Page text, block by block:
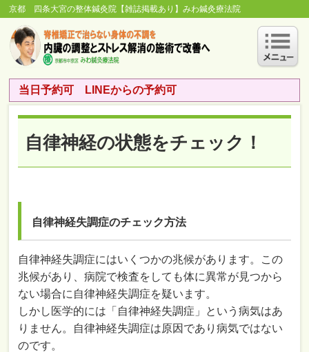
京都 四条大宮の整体鍼灸院【雑誌掲載あり】みわ鍼灸療法院
当日予約可 LINEからの予約可
自律神経の状態をチェック！
自律神経失調症のチェック方法
自律神経失調症にはいくつかの兆候があります。この
兆候があり、病院で検査をしても体に異常が見つから
ない場合に自律神経失調症を疑います。
しかし医学的には「自律神経失調症」という病気はあ
りません。自律神経失調症は原因であり病気ではない
のです。